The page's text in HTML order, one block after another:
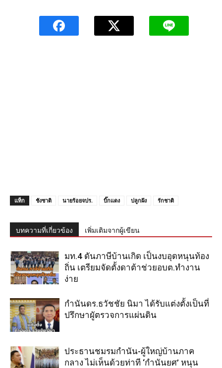
แท็ก ชังชาติ นายร้อยจปร. บิ๊กแดง ปลูกฝัง รักชาติ
บทความที่เกี่ยวข้อง เพิ่มเติมจากผู้เขียน
มท.4 ดันภาษีบ้านเกิด เป็นงบอุดหนุนท้อง
ถิ่น เตรียมจัดตั้งดาต้าช่วยอบต.ทำงาน
ง่าย
กำนันดร.ธวัชชัย นิมา ได้รับแต่งตั้งเป็นที่
ปรึกษาผูัตรวจการแผ่นดิน
ประธานชมรมกำนัน-ผู้ใหญ่บ้านภาค
กลาง ไม่เห็นด้วยท่าที ‘กำนันยศ’ หนุน